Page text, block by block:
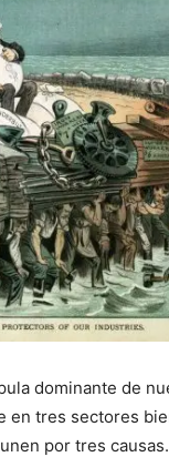
dominante de
en tres sectores
por tres causas.